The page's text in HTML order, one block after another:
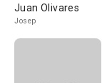
Juan Olivares
Josep